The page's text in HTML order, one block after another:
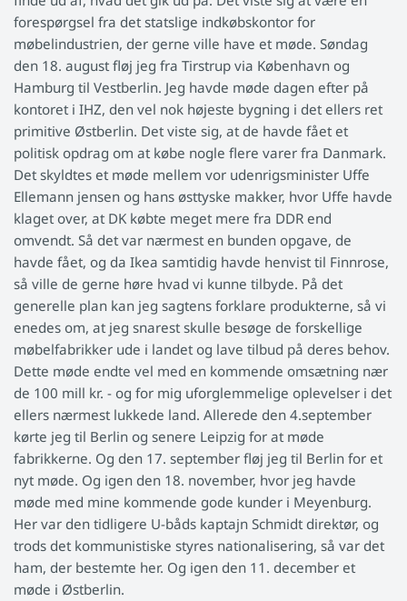
forespørgsel fra det statslige indkøbskontor for
møbelindustrien, der gerne ville have et møde. Søndag
den 18. august fløj jeg fra Tirstrup via København og
Hamburg til Vestberlin. Jeg havde møde dagen efter på
kontoret i IHZ, den vel nok højeste bygning i det ellers ret
primitive Østberlin. Det viste sig, at de havde fået et
politisk opdrag om at købe nogle flere varer fra Danmark.
Det skyldtes et møde mellem vor udenrigsminister Uffe
Ellemann jensen og hans østtyske makker, hvor Uffe havde
klaget over, at DK købte meget mere fra DDR end
omvendt. Så det var nærmest en bunden opgave, de
havde fået, og da Ikea samtidig havde henvist til Finnrose,
så ville de gerne høre hvad vi kunne tilbyde. På det
generelle plan kan jeg sagtens forklare produkterne, så vi
enedes om, at jeg snarest skulle besøge de forskellige
møbelfabrikker ude i landet og lave tilbud på deres behov.
Dette møde endte vel med en kommende omsætning nær
de 100 mill kr. - og for mig uforglemmelige oplevelser i det
ellers nærmest lukkede land. Allerede den 4.september
kørte jeg til Berlin og senere Leipzig for at møde
fabrikkerne. Og den 17. september fløj jeg til Berlin for et
nyt møde. Og igen den 18. november, hvor jeg havde
møde med mine kommende gode kunder i Meyenburg.
Her var den tidligere U-båds kaptajn Schmidt direktør, og
trods det kommunistiske styres nationalisering, så var det
ham, der bestemte her. Og igen den 11. december et
møde i Østberlin.